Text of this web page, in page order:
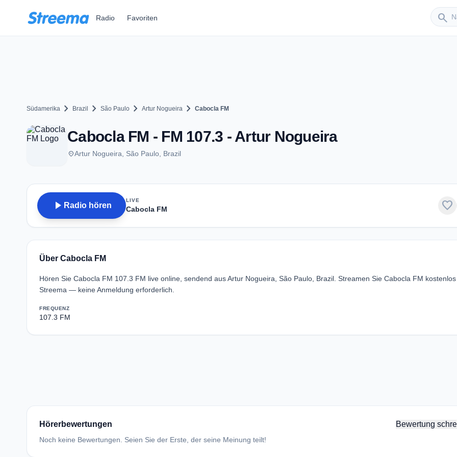
Radio Favoriten search
Sender
Südamerika chevron_right Brazil chevron_right São Paulo chevron_right Artur Nogueira chevron_right Cabocla FM
Cabocla FM - FM 107.3 - Artur Nogueira
placeArtur Nogueira, São Paulo, Brazil
play_arrow Radio hören
LIVE
Cabocla FM favorite
Über Cabocla FM
Hören Sie Cabocla FM 107.3 FM live online, sendend aus Artur Nogueira, São Paulo, Brazil. Streamen Sie Cabocla FM
Streema — keine Anmeldung erforderlich.
FREQUENZ
107.3 FM
Hörerbewertungen Bewertung
Noch keine Bewertungen. Seien Sie der Erste, der seine Meinung teilt!